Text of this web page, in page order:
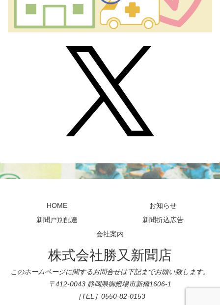
HOME
お知らせ
新聞戸別配達
新聞折込広告
会社案内
株式会社勝又新聞店
このホームページに関するお問合せは下記までお願い致します。
〒412-0043 静岡県御殿場市新橋1606-1
［TEL］0550-82-0153